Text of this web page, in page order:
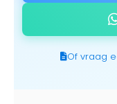
Of vraag